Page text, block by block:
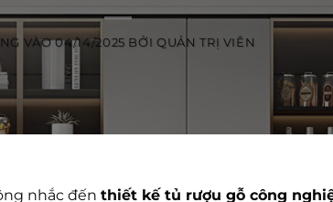
VÀO04/14/2025 BỞIQUẢN TRỊ VIÊN
nhắc đến thiết kế tủ rượu gỗ công